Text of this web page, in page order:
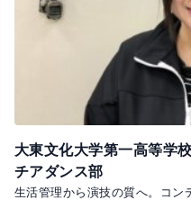
大東文化大学第一高等学校
チアダンス部
生活管理から演技の質へ。コン